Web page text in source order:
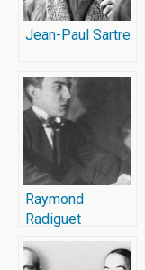
Jean-Paul Sartre
Raymond
Radiguet